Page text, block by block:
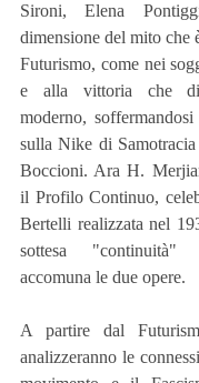
Sironi, Elena
dimensione del mito che
Futurismo, come nei
e alla vittoria che
moderno,
sulla Nike di
Boccioni. Ara H.
il Profilo Continuo,
Bertelli realizzata nel
sottesa "continuità"
accomuna le due opere.
A partire dal
analizzeranno le